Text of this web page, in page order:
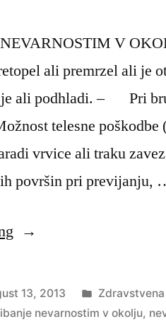
V
ali premrzel ali je
ali podhladi. – Pri
telesne poškodbe (
vrvice ali traku
površin pri previjanju,
“Izogibanje
v
okolju”
13, 2013
Posted
in
nevarnostim v okolju,